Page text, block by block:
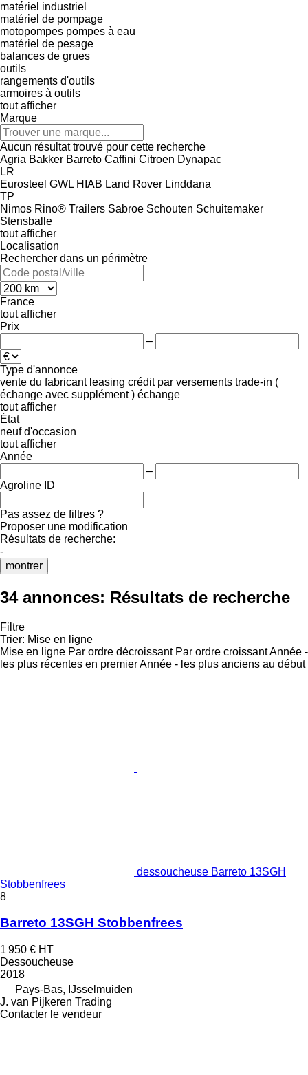
matériel industriel
matériel de pompage
motopompes pompes à eau
matériel de pesage
balances de grues
outils
rangements d'outils
armoires à outils
tout afficher
Marque
Aucun résultat trouvé pour cette recherche
Agria Bakker Barreto Caffini Citroen Dynapac
LR
Eurosteel GWL HIAB Land Rover Linddana
TP
Nimos Rino® Trailers Sabroe Schouten Schuitemaker
Stensballe
tout afficher
Localisation
Rechercher dans un périmètre
France
tout afficher
Prix
–
Type d'annonce
vente du fabricant leasing crédit par versements trade-in (
échange avec supplément ) échange
tout afficher
État
neuf d'occasion
tout afficher
Année
–
Agroline ID
Pas assez de filtres ?
Proposer une modification
Résultats de recherche:
-
montrer
34 annonces: Résultats de recherche
Filtre
Trier: Mise en ligne
Mise en ligne Par ordre décroissant Par ordre croissantAnnée -
les plus récentes en premierAnnée - les plus anciens au début
dessoucheuse Barreto 13SGH
Stobbenfrees
8
Barreto 13SGH Stobbenfrees
1 950 € HT
Dessoucheuse
2018
Pays-Bas, IJsselmuiden
J. van Pijkeren Trading
Contacter le vendeur